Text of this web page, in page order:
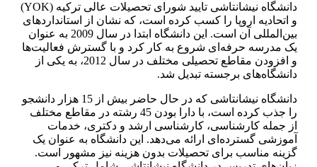
دانشگاه نیشانتاشی تایید شورای تحصیلات عالی ترکیه (YOK)
و اتحادیه اروپا را کسب کرده است، که نشان از استانداردهای
بین‌المللی آن است. این دانشگاه ابتدا در سال 2009 به عنوان
یک مدرسه حرفه‌ای شروع به کار کرد و با گسترش فعالیت‌ها
و افزودن مقاطع تحصیلی مختلف در سال 2012، به یکی از
دانشگاه‌های برجسته تبدیل شد.
دانشگاه نیشانتاشی که در حال حاضر بیش از 15 هزار دانشجو
را جذب کرده است، با دارا بودن 45 رشته در مقاطع مختلف
از جمله کارشناسی، کارشناسی ارشد و دکتری، خدمات
آموزشی گسترده‌ای ارائه می‌دهد. این دانشگاه به عنوان یک
گزینه مناسب برای تحصیلات بدون هزینه نیز مشهور است.